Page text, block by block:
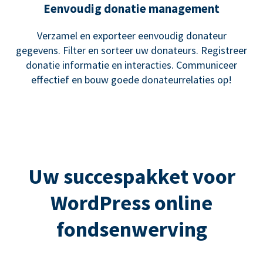
Eenvoudig donatie management
Verzamel en exporteer eenvoudig donateur
gegevens. Filter en sorteer uw donateurs. Registreer
donatie informatie en interacties. Communiceer
effectief en bouw goede donateurrelaties op!
Uw succespakket voor
WordPress online
fondsenwerving